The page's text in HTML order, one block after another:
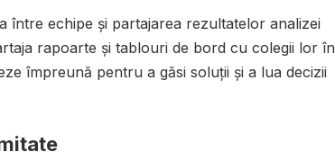
între echipe și partajarea rezultatelor analizei
rapoarte și tablouri de bord cu colegii lor în
împreună pentru a găsi soluții și a lua decizii